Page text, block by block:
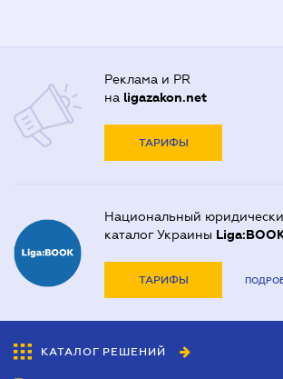
Реклама и PR
на ligazakon.net
ТАРИФЫ
Национальный
каталог Украины
ТАРИФЫ
КАТАЛОГ РЕШЕНИЙ